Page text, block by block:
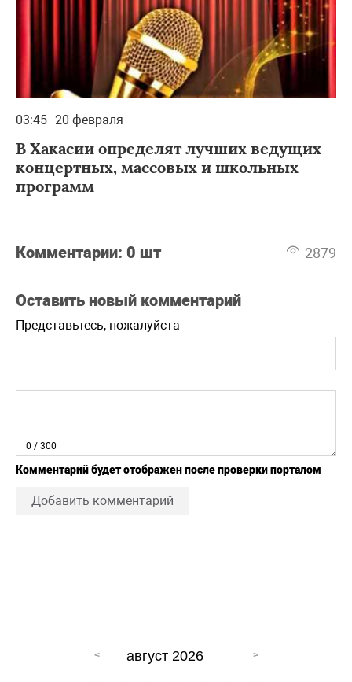
03:45 20 февраля
В Хакасии определят лучших ведущих
концертных, массовых и школьных
программ
Комментарии: 0 шт 2879
Оставить новый комментарий
Представьтесь, пожалуйста
0 / 300
Комментарий будет отображен после проверки порталом
Добавить комментарий
август 2026